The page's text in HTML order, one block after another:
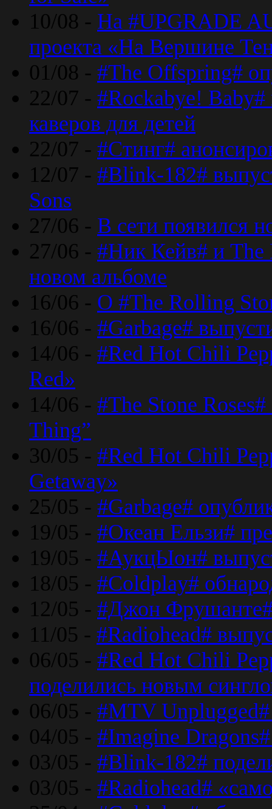
10/08 - На #UPGRADE
проекта «На Вершине
01/08 - #The Offspring#
22/07 - #Rockabye!
каверов для детей
22/07 - #Стинг#
12/07 - #Blink-182#
Sons
27/06 - В сети появился
27/06 - #Ник Кейв# и The
новом альбоме
16/06 - О #The Rolling
16/06 - #Garbage#
14/06 - #Red Hot Chili
Red»
14/06 - #The Stone
Thing”
30/05 - #Red Hot Chili
Getaway»
25/05 - #Garbage#
19/05 - #Океан Ельзи#
19/05 - #АукцЫон#
18/05 - #Coldplay#
12/05 - #Джон
11/05 - #Radiohead#
06/05 - #Red Hot Chili
поделились новым
06/05 - #MTV Unplugged#
04/05 - #Imagine
03/05 - #Blink-182#
03/05 - #Radiohead#